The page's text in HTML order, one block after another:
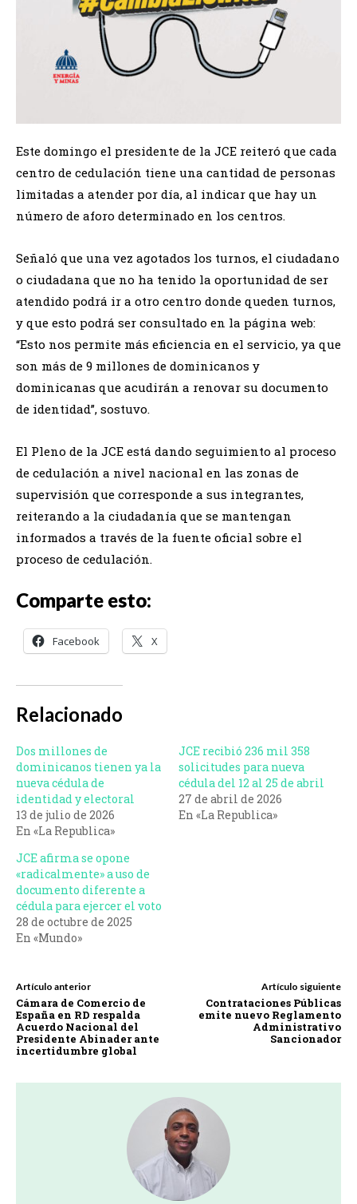
Este domingo el presidente de la JCE reiteró que cada
centro de cedulación tiene una cantidad de personas
limitadas a atender por día, al indicar que hay un
número de aforo determinado en los centros.
Señaló que una vez agotados los turnos, el ciudadano
o ciudadana que no ha tenido la oportunidad de ser
atendido podrá ir a otro centro donde queden turnos,
y que esto podrá ser consultado en la página web:
“Esto nos permite más eficiencia en el servicio, ya que
son más de 9 millones de dominicanos y
dominicanas que acudirán a renovar su documento
de identidad”, sostuvo.
El Pleno de la JCE está dando seguimiento al proceso
de cedulación a nivel nacional en las zonas de
supervisión que corresponde a sus integrantes,
reiterando a la ciudadanía que se mantengan
informados a través de la fuente oficial sobre el
proceso de cedulación.
Comparte esto:
Facebook X
Relacionado
Dos millones de
dominicanos tienen ya la
nueva cédula de
identidad y electoral
13 de julio de 2026
En «La Republica»
JCE recibió 236 mil 358
solicitudes para nueva
cédula del 12 al 25 de abril
27 de abril de 2026
En «La Republica»
JCE afirma se opone
«radicalmente» a uso de
documento diferente a
cédula para ejercer el voto
28 de octubre de 2025
En «Mundo»
Artículo anterior
Cámara de Comercio de
España en RD respalda
Acuerdo Nacional del
Presidente Abinader ante
incertidumbre global
Artículo siguiente
Contrataciones Públicas
emite nuevo Reglamento
Administrativo
Sancionador